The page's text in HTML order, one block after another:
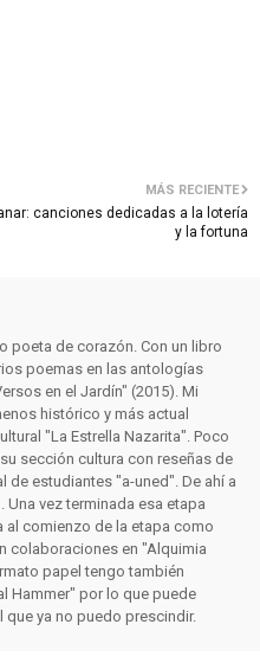
MÁS RECIENTE
canciones dedicadas a la lotería
y la fortuna
poeta de corazón. Con un libro
poemas en las antologías
en el Jardín" (2015). Mi
histórico y más actual
"La Estrella Nazarita". Poco
sección cultura con reseñas de
de estudiantes "a-uned". De ahí a
vez terminada esa etapa
al comienzo de la etapa como
colaboraciones en "Alquimia
papel tengo también
Hammer" por lo que puede
que ya no puedo prescindir.